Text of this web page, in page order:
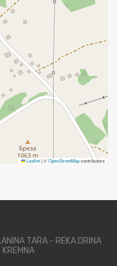
Leaflet|©OpenStreetMapcontributors
TARA - REKA DRINA